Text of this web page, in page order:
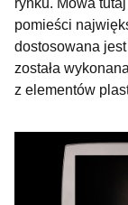
rynku. Mowa
pomieści
dostosowana
została
z elementów